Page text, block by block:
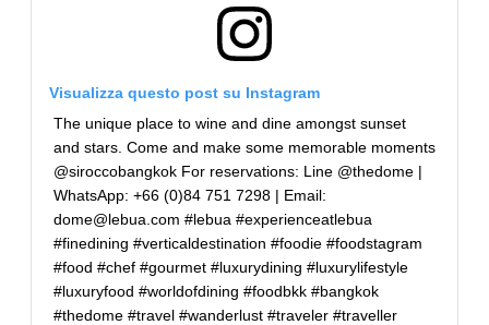
Visualizza questo post su Instagram
The unique place to wine and dine amongst sunset
and stars. Come and make some memorable moments
@siroccobangkok For reservations: Line @thedome |
WhatsApp: +66 (0)84 751 7298 | Email:
dome@lebua.com #lebua #experienceatlebua
#finedining #verticaldestination #foodie #foodstagram
#food #chef #gourmet #luxurydining #luxurylifestyle
#luxuryfood #worldofdining #foodbkk #bangkok
#thedome #travel #wanderlust #traveler #traveller